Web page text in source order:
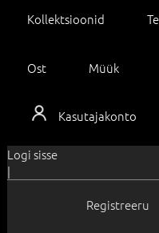
Kollektsioonid
Ost Müük
Kasutajakonto
Logi sisse
|
Registreeru